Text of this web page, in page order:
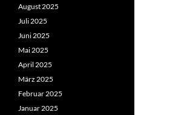
August 2025
Juli 2025
Juni 2025
Mai 2025
April 2025
März 2025
Februar 2025
Januar 2025